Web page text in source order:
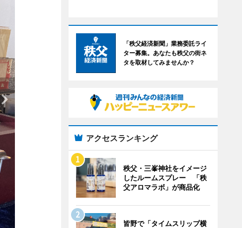
「秩父経済新聞」業務委託ライ
ター募集。あなたも秩父の街ネ
タを取材してみませんか？
アクセスランキング
秩父・三峯神社をイメージ
したルームスプレー 「秩
父アロマラボ」が商品化
皆野で「タイムスリップ横